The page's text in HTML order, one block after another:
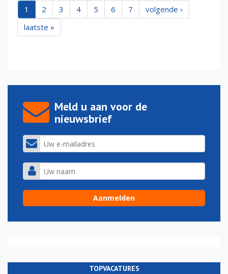
1 2 3 4 5 6 7
volgende ›
laatste »
Meld u aan voor de
nieuwsbrief
TOPVACATURES